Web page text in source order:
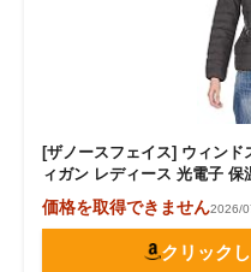
[ザノースフェイス] ウィンド
ィガン レディース 光電子
価格を取得できません2026/
クリック